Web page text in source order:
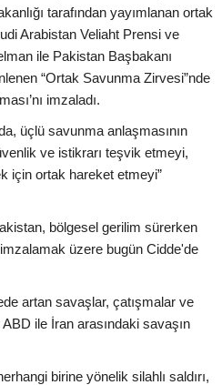
tarafından yayımlanan ortak
Arabistan Veliaht Prensi ve
ile Pakistan Başbakanı
“Ortak Savunma Zirvesi”nde
imzaladı.
üçlü savunma anlaşmasının
ve istikrarı teşvik etmeyi,
için ortak hareket etmeyi”
bölgesel gerilim sürerken
üzere bugün Cidde'de
artan savaşlar, çatışmalar ve
ile İran arasındaki savaşın
birine yönelik silahlı saldırı,